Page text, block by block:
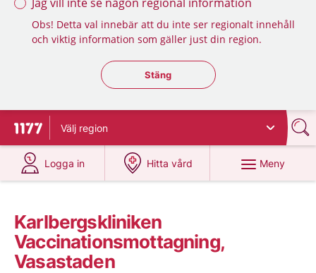
Obs! Detta val innebär att du inte ser regionalt innehåll
och viktig information som gäller just din region.
Stäng regionsväljaren
Stäng
Till startsidan för 1177
Välj region
Logga in
på 1177.se
Hitta vård
på 1177.se
Meny
Karlbergskliniken
Vaccinationsmottagning,
Vasastaden